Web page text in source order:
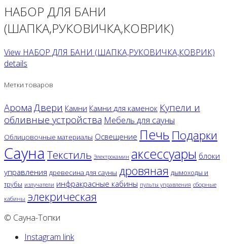
НАБОР ДЛЯ БАНИ
(ШАПКА,РУКОВИЧКА,КОВРИК)
View НАБОР ДЛЯ БАНИ (ШАПКА,РУКОВИЧКА,КОВРИК)
details
Метки товаров
Арома Двери Камни Камни для каменок Купели и
обливные устройства Мебель для сауны
Облицовочные материалы Освещение Печь Подарки
Сауна Текстиль Электрокамин аксессуары блоки
управления древесина для сауны дровяная дымоходы и
трубы излучатели инфракрасные кабины пульты управления сборные
кабины элекрическая
© Сауна-Топки
Instagram link